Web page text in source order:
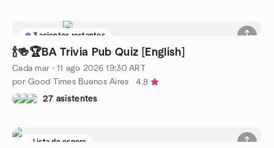
3 asientos restantes
🍾🍻🏆BA Trivia Pub Quiz [English]
Cada mar ·11 ago 2026 19:30 ART
por Good Times Buenos Aires
4.8
27 asistentes
Lista de espera